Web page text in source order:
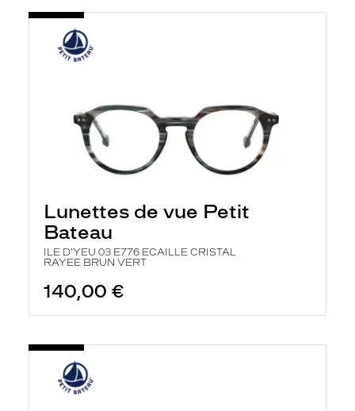
Lunettes de vue Petit
Bateau
ILE D'YEU 03 E776 ECAILLE CRISTAL
RAYEE BRUN VERT
140,00 €